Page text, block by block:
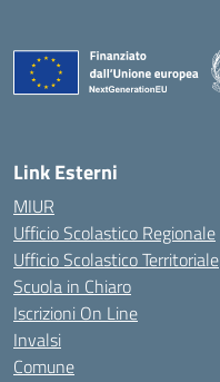
Link Esterni
MIUR
Ufficio Scolastico Regionale
Ufficio Scolastico Territoriale
Scuola in Chiaro
Iscrizioni On Line
Invalsi
Comune